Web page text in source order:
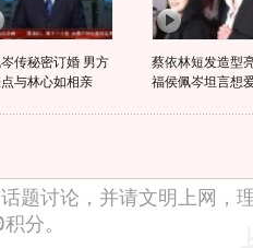
传秘密订婚 男方
与林心如相亲
蔡依林短发造型
福侯佩岑坦言想